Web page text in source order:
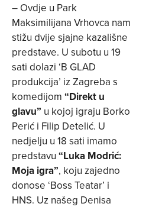
– Ovdje u Park
Maksimilijana Vrhovca nam
stižu dvije sjajne kazališne
predstave. U subotu u 19
sati dolazi ‘B GLAD
produkcija’ iz Zagreba s
komedijom “Direkt u
glavu” u kojoj igraju Borko
Perić i Filip Detelić. U
nedjelju u 18 sati imamo
predstavu “Luka Modrić:
Moja igra”, koju zajedno
donose ‘Boss Teatar’ i
HNS. Uz našeg Denisa